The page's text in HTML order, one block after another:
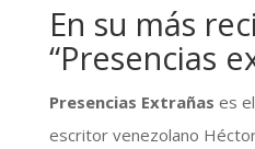
En su más
“Presencias
Presencias Extrañas es
escritor venezolano